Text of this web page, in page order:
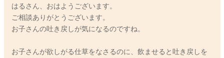
はるさん、おはようございます。
ご相談ありがとうございます。
お子さんの吐き戻しが気になるのですね。
お子さんが欲しがる仕草をなさるのに、飲ませると吐き戻しを